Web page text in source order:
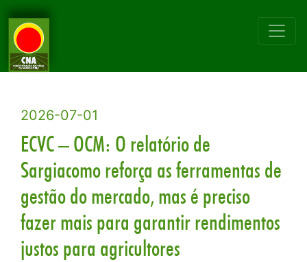
2026-07-01
ECVC – OCM: O relatório de
Sargiacomo reforça as ferramentas de
gestão do mercado, mas é preciso
fazer mais para garantir rendimentos
justos para agricultores